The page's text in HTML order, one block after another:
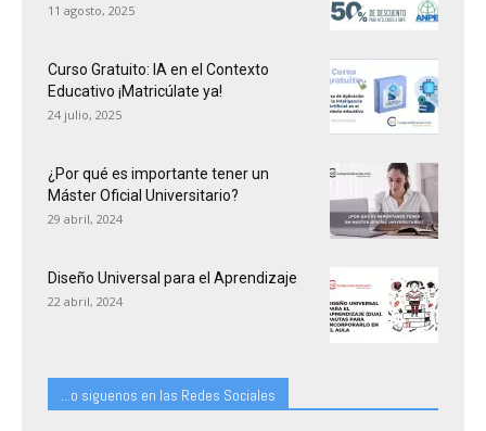
11 agosto, 2025
Curso Gratuito: IA en el Contexto
Educativo ¡Matricúlate ya!
24 julio, 2025
¿Por qué es importante tener un
Máster Oficial Universitario?
29 abril, 2024
Diseño Universal para el Aprendizaje
22 abril, 2024
...o siguenos en las Redes Sociales